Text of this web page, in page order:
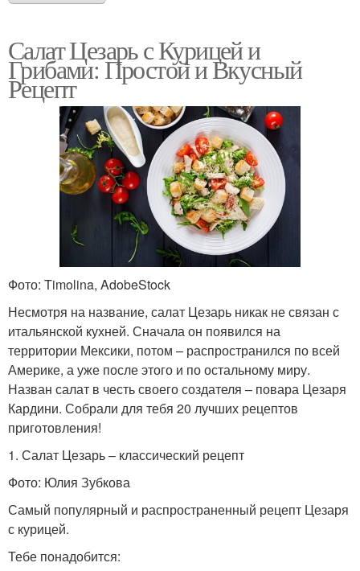
Салат Цезарь с Курицей и
Грибами: Простой и Вкусный
Рецепт
Фото: Timolina, AdobeStock
Несмотря на название, салат Цезарь никак не связан с
итальянской кухней. Сначала он появился на
территории Мексики, потом – распространился по всей
Америке, а уже после этого и по остальному миру.
Назван салат в честь своего создателя – повара Цезаря
Кардини. Собрали для тебя 20 лучших рецептов
приготовления!
1. Салат Цезарь – классический рецепт
Фото: Юлия Зубкова
Самый популярный и распространенный рецепт Цезаря
с курицей.
Тебе понадобится: